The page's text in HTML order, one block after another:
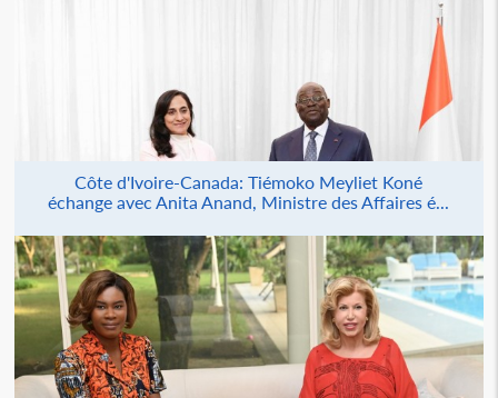
Côte d'Ivoire-Canada: Tiémoko Meyliet Koné
échange avec Anita Anand, Ministre des Affaires é...